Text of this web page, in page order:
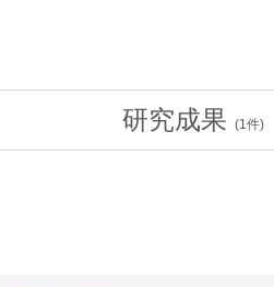
研究成果 (1件)